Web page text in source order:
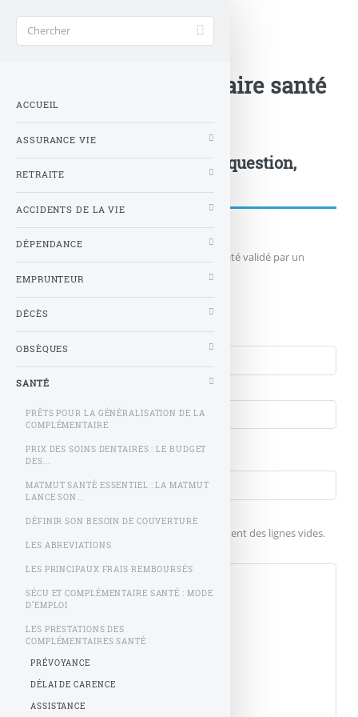
Quelle complémentaire santé
choisir ?
Postez votre commentaire, question,
remarque...
Votre message n'apparaîtra qu'après avoir été validé par un
administrateur du site.
Qui êtes-vous ?
Nom
Courriel (non publié)
Titre (obligatoire)
Pour créer des paragraphes, laissez simplement des lignes vides.
ACCUEIL
ASSURANCE VIE
RETRAITE
ACCIDENTS DE LA VIE
DÉPENDANCE
EMPRUNTEUR
DÉCÈS
OBSÈQUES
SANTÉ
PRÊTS POUR LA GÉNÉRALISATION DE LA
COMPLÉMENTAIRE
PRIX DES SOINS DENTAIRES : LE BUDGET
DES...
MATMUT SANTÉ ESSENTIEL : LA MATMUT
LANCE SON...
DÉFINIR SON BESOIN DE COUVERTURE
LES ABREVIATIONS
LES PRINCIPAUX FRAIS REMBOURSÉS
SÉCU ET COMPLÉMENTAIRE SANTÉ : MODE
D’EMPLOI
LES PRESTATIONS DES
COMPLÉMENTAIRES SANTÉ
PRÉVOYANCE
DÉLAI DE CARENCE
ASSISTANCE